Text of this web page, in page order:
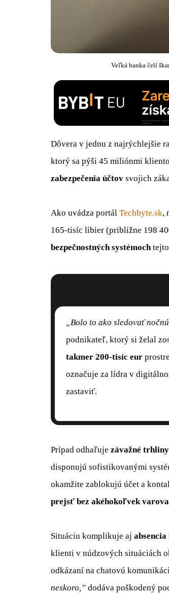
Veľká banka čelí
Dôvera v jednu z najrýchlejšie
ktorý sa pýši 45 miliónmi
zabezpečenia účtov svojich
Ako uvádza portál Techbyte.sk,
165-tisíc libier (približne 198
bezpečnostných systémochtejto
„Bolo to ako sledovať
podnikateľ, ktorý si želal
takmer 200-tisíc eur
označuje za lídra v
zastaviť.
Prípad odhaľuje závažné trhliny
disponujú sofistikovanými
okamžite zablokujú účet a
prejsť bez akéhokoľvek
Situáciu komplikuje aj
klienti v núdzových situáciách
odkázaní na chatovú
neskoro,” dodáva poškodený